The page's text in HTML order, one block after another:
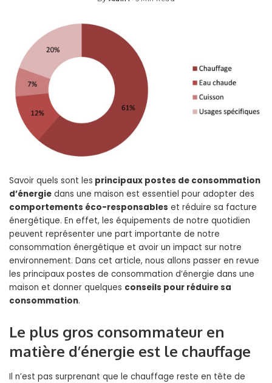
Posted
Savoir quels sont les principaux postes de consommation
d’énergie dans une maison est essentiel pour adopter des
comportements éco-responsables et réduire sa facture
énergétique. En effet, les équipements de notre quotidien
peuvent représenter une part importante de notre
consommation énergétique et avoir un impact sur notre
environnement. Dans cet article, nous allons passer en revue
les principaux postes de consommation d’énergie dans une
maison et donner quelques conseils pour réduire sa
consommation.
Le plus gros consommateur en
matière d’énergie est le chauffage
Il n’est pas surprenant que le chauffage reste en tête de